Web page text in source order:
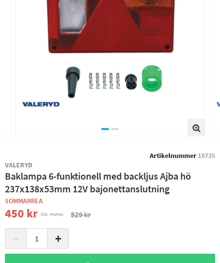
Artikelnummer 19735
VALERYD
Baklampa 6-funktionell med backljus Ajba hö
237x138x53mm 12V bajonettanslutning
SOMMARREA
450 kr (ink. moms) 529 kr
− +